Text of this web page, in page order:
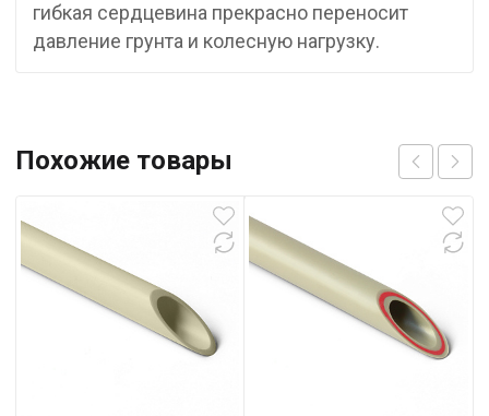
гибкая сердцевина прекрасно переносит
давление грунта и колесную нагрузку.
Похожие товары